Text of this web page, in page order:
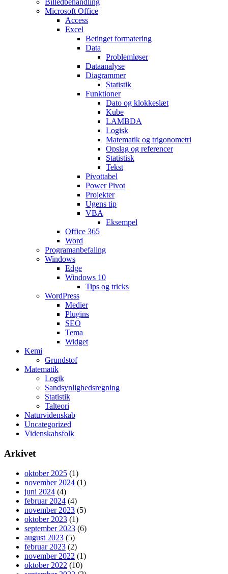
Billedbehandling
Microsoft Office
Access
Excel
Betinget formatering
Data
Problemløser
Dataanalyse
Diagrammer
Statistik
Funktioner
Dato og klokkeslæt
Kube
LAMBDA
Logisk
Matematik og trigonometri
Opslag og referencer
Statistisk
Tekst
Pivottabel
Power Pivot
Projekter
Ugens tip
VBA
Eksempel
Office 365
Word
Programanbefaling
Windows
Edge
Windows 10
Tips og tricks
WordPress
Medier
Plugins
SEO
Tema
Widget
Kemi
Grundstof
Matematik
Logik
Sandsynlighedsregning
Statistik
Talteori
Naturvidenskab
Uncategorized
Videnskabsfolk
Arkivet
oktober 2025 (1)
november 2024 (1)
juni 2024 (4)
februar 2024 (4)
november 2023 (5)
oktober 2023 (1)
september 2023 (6)
august 2023 (5)
februar 2023 (2)
november 2022 (1)
oktober 2022 (10)